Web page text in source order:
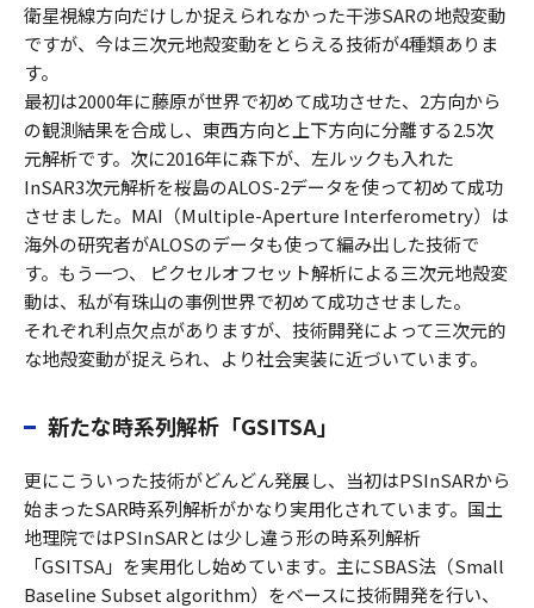
衛星視線方向だけしか捉えられなかった干渉SARの地殻変動
ですが、今は三次元地殻変動をとらえる技術が4種類ありま
す。
最初は2000年に藤原が世界で初めて成功させた、2方向から
の観測結果を合成し、東西方向と上下方向に分離する2.5次
元解析です。次に2016年に森下が、左ルックも入れた
InSAR3次元解析を桜島のALOS-2データを使って初めて成功
させました。MAI（Multiple-Aperture Interferometry）は
海外の研究者がALOSのデータも使って編み出した技術で
す。もう一つ、 ピクセルオフセット解析による三次元地殻変
動は、私が有珠山の事例世界で初めて成功させました。
それぞれ利点欠点がありますが、技術開発によって三次元的
な地殻変動が捉えられ、より社会実装に近づいています。
新たな時系列解析「GSITSA」
更にこういった技術がどんどん発展し、当初はPSInSARから
始まったSAR時系列解析がかなり実用化されています。国土
地理院ではPSInSARとは少し違う形の時系列解析
「GSITSA」を実用化し始めています。主にSBAS法（Small
Baseline Subset algorithm）をベースに技術開発を行い、